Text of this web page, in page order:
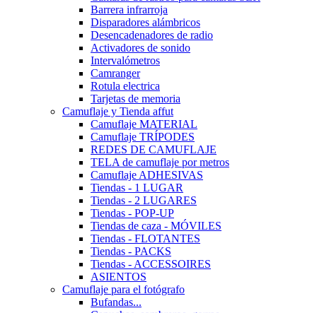
Barrera infrarroja
Disparadores alámbricos
Desencadenadores de radio
Activadores de sonido
Intervalómetros
Camranger
Rotula electrica
Tarjetas de memoria
Camuflaje y Tienda affut
Camuflaje MATERIAL
Camuflaje TRÍPODES
REDES DE CAMUFLAJE
TELA de camuflaje por metros
Camuflaje ADHESIVAS
Tiendas - 1 LUGAR
Tiendas - 2 LUGARES
Tiendas - POP-UP
Tiendas de caza - MÓVILES
Tiendas - FLOTANTES
Tiendas - PACKS
Tiendas - ACCESSOIRES
ASIENTOS
Camuflaje para el fotógrafo
Bufandas...